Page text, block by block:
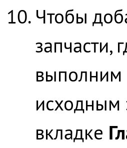
Чтобы
запчасти,
выполним
исходным
вкладке